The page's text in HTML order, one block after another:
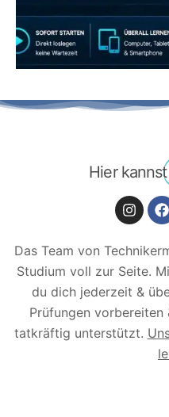
Hier kannst
Das Team von
Studium voll zur Seite.
du dich jederzeit &
Prüfungen vorbereiten
tatkräftig unterstützt.